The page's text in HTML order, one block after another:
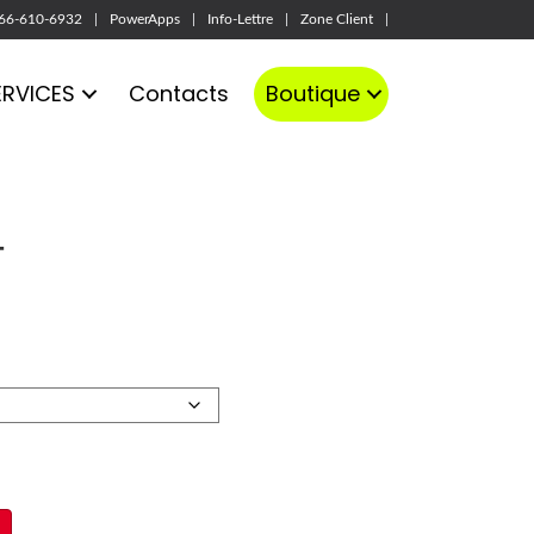
610-6932 PowerApps Info-Lettre Zone Client
Contacts Boutique